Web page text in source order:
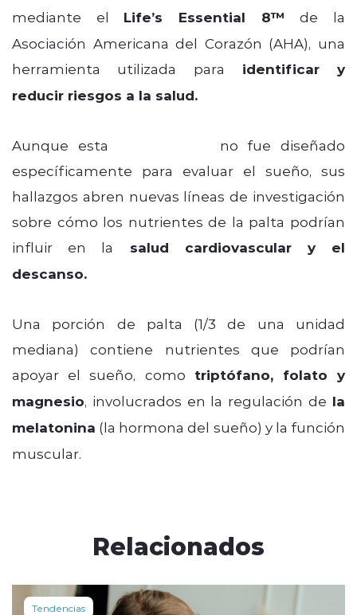
mediante el Life’s Essential 8™ de la
Asociación Americana del Corazón (AHA), una
herramienta utilizada para identificar y
reducir riesgos a la salud.
Aunque esta
no fue diseñado
específicamente para evaluar el sueño, sus
hallazgos abren nuevas líneas de investigación
sobre cómo los nutrientes de la palta podrían
influir en la
salud cardiovascular y el
descanso.
Una porción de palta (1/3 de una unidad
mediana) contiene nutrientes que podrían
apoyar el sueño, como triptófano, folato y
magnesio, involucrados en la regulación de la
melatonina (la hormona del sueño) y la función
muscular.
Relacionados
Tendencias